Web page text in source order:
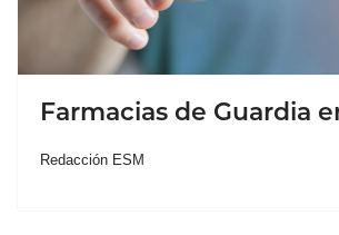
Farmacias de Guardia
Redacción ESM